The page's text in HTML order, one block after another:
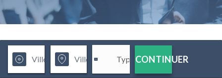
CONTINUER